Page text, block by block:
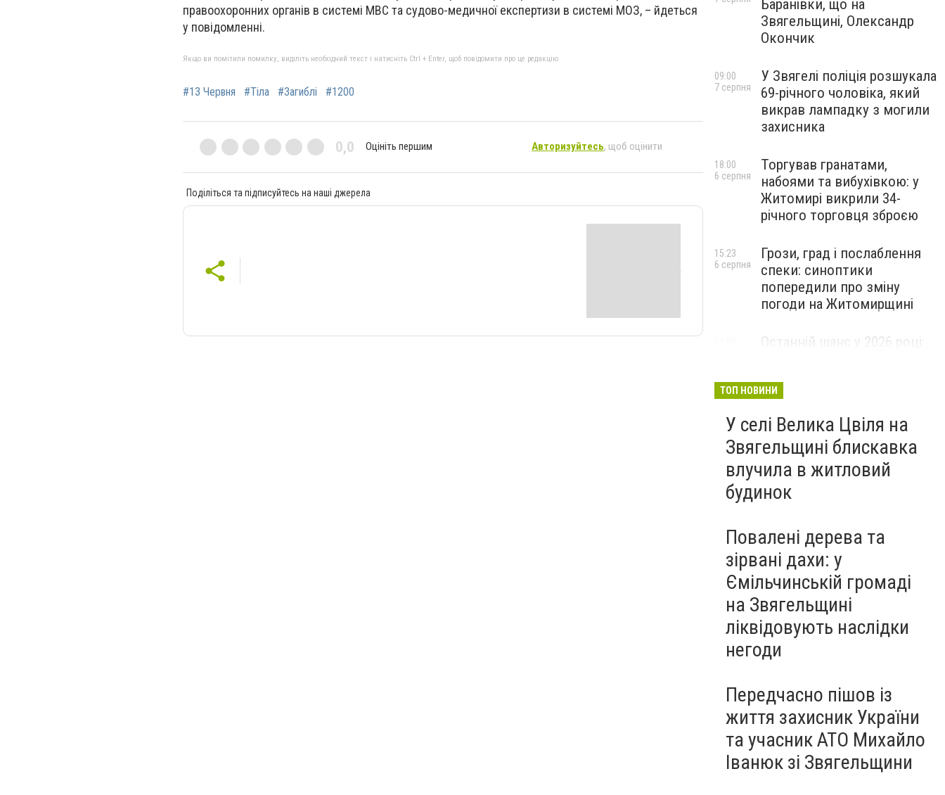
правоохоронних органів в системі МВС та судово-медичної експертизи в системі МОЗ, – йдеться
у повідомленні.
Якщо ви помітили помилку, виділіть необхідний текст і натисніть Ctrl + Enter, щоб повідомити про це редакцію
#13 Червня #Тіла #Загиблі #1200
0,0 Оцініть першим Авторизуйтесь, щоб оцінити
Поділіться та підписуйтесь на наші джерела
Баранівки, що на
Звягельщині, Олександр
Окончик
У Звягелі поліція розшукала
69-річного чоловіка, який
викрав лампадку з могили
захисника
09:00
7 серпня
Торгував гранатами,
набоями та вибухівкою: у
Житомирі викрили 34-
річного торговця зброєю
18:00
6 серпня
Грози, град і послаблення
спеки: синоптики
попередили про зміну
погоди на Житомирщині
15:23
6 серпня
Останній шанс у 2026 році:
майбутніх водійок автобусів
ТОП НОВИНИ
У селі Велика Цвіля на
Звягельщині блискавка
влучила в житловий
будинок
Повалені дерева та
зірвані дахи: у
Ємільчинській громаді
на Звягельщині
ліквідовують наслідки
негоди
Передчасно пішов із
життя захисник України
та учасник АТО Михайло
Іванюк зі Звягельщини